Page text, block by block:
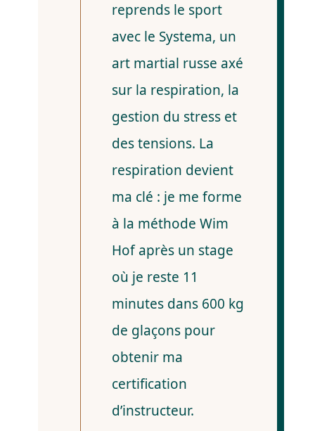
reprends le sport
avec le Systema, un
art martial russe axé
sur la respiration, la
gestion du stress et
des tensions. La
respiration devient
ma clé : je me forme
à la méthode Wim
Hof après un stage
où je reste 11
minutes dans 600 kg
de glaçons pour
obtenir ma
certification
d’instructeur.